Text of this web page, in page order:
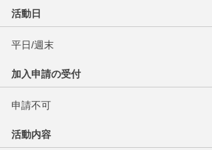
活動日
平日/週末
加入申請の受付
申請不可
活動内容